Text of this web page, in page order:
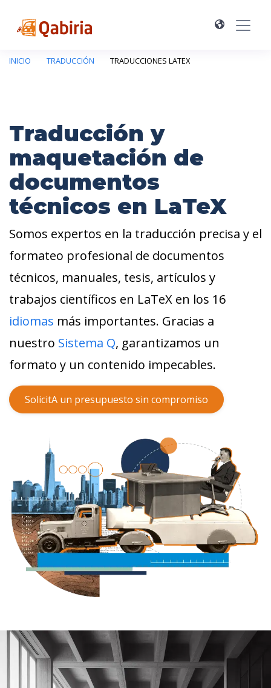
INICIO TRADUCCIÓN TRADUCCIONES LATEX
Traducción y
maquetación de
documentos
técnicos en LaTeX
Somos expertos en la traducción precisa y el
formateo profesional de documentos
técnicos, manuales, tesis, artículos y
trabajos científicos en LaTeX en los 16
idiomas más importantes. Gracias a
nuestro Sistema Q, garantizamos un
formato y un contenido impecables.
SolicitA un presupuesto sin compromiso